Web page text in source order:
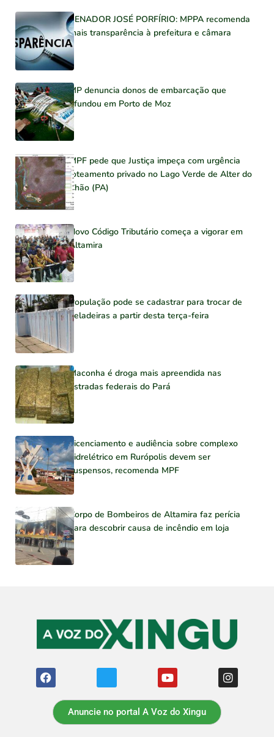
SENADOR JOSÉ PORFÍRIO: MPPA recomenda
mais transparência à prefeitura e câmara
MP denuncia donos de embarcação que
afundou em Porto de Moz
MPF pede que Justiça impeça com urgência
loteamento privado no Lago Verde de Alter do
Chão (PA)
Novo Código Tributário começa a vigorar em
Altamira
População pode se cadastrar para trocar de
geladeiras a partir desta terça-feira
Maconha é droga mais apreendida nas
estradas federais do Pará
Licenciamento e audiência sobre complexo
hidrelétrico em Rurópolis devem ser
suspensos, recomenda MPF
Corpo de Bombeiros de Altamira faz perícia
para descobrir causa de incêndio em loja
Anuncie no portal A Voz do Xingu